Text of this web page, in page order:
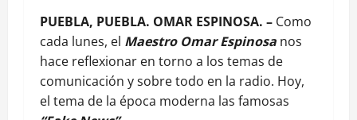
PUEBLA, PUEBLA. OMAR ESPINOSA. – Como
cada lunes, el Maestro Omar Espinosa nos
hace reflexionar en torno a los temas de
comunicación y sobre todo en la radio. Hoy,
el tema de la época moderna las famosas